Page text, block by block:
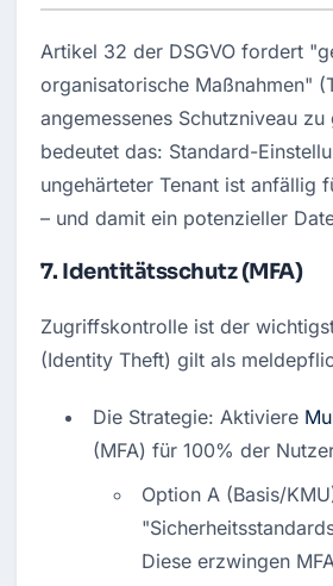
Artikel 32 der DSGVO fordert
organisatorische Maßnahmen"
angemessenes Schutzniveau
bedeutet das: Standard-
ungehärteter Tenant ist anfällig
– und damit ein potenzieller
7. Identitätsschutz (MFA)
Zugriffskontrolle ist der
(Identity Theft) gilt als
Die Strategie: Aktiviere
(MFA) für 100% der
Option A (Basis/
Diese erzwingen